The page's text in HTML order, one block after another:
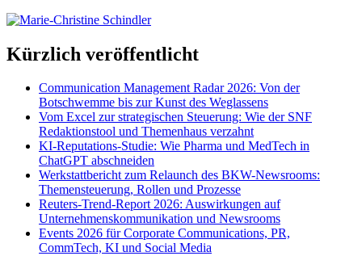
Kürzlich veröffentlicht
Communication Management Radar 2026: Von der
Botschwemme bis zur Kunst des Weglassens
Vom Excel zur strategischen Steuerung: Wie der SNF
Redaktionstool und Themenhaus verzahnt
KI-Reputations-Studie: Wie Pharma und MedTech in
ChatGPT abschneiden
Werkstattbericht zum Relaunch des BKW-Newsrooms:
Themensteuerung, Rollen und Prozesse
Reuters-Trend-Report 2026: Auswirkungen auf
Unternehmenskommunikation und Newsrooms
Events 2026 für Corporate Communications, PR,
CommTech, KI und Social Media